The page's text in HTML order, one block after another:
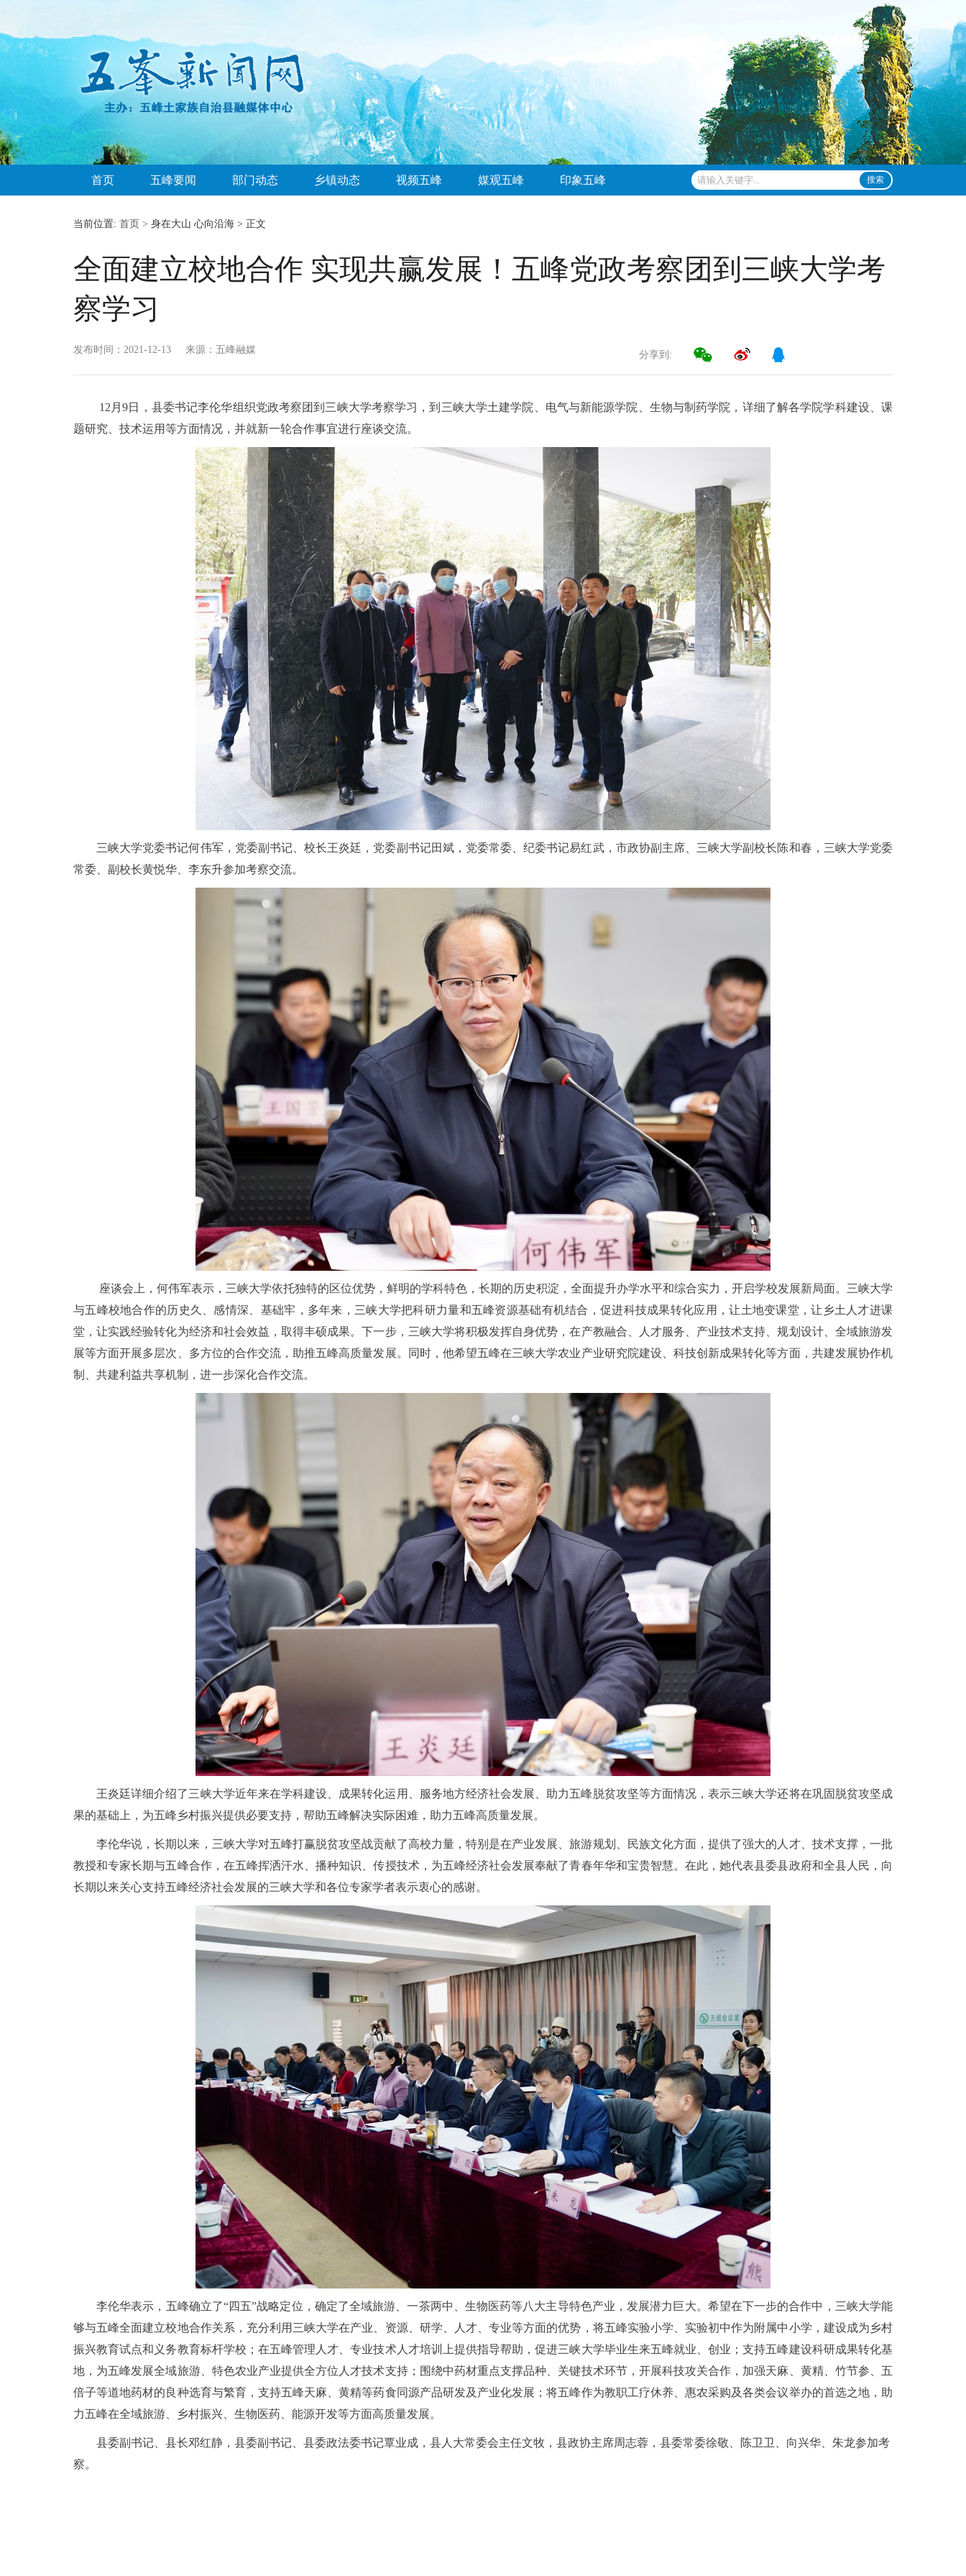
首页 五峰要闻 部门动态 乡镇动态 视频五峰 媒观五峰 印象五峰 搜索
当前位置: 首页 > 身在大山 心向沿海 > 正文
全面建立校地合作 实现共赢发展！五峰党政考察团到三峡大学考
察学习
发布时间：2021-12-13 来源：五峰融媒 分享到:
12月9日，县委书记李伦华组织党政考察团到三峡大学考察学习，到三峡大学土建学院、电气与新能源学院、生物与制药学院，详细了解各学院学科建设、课
题研究、技术运用等方面情况，并就新一轮合作事宜进行座谈交流。
三峡大学党委书记何伟军，党委副书记、校长王炎廷，党委副书记田斌，党委常委、纪委书记易红武，市政协副主席、三峡大学副校长陈和春，三峡大学党委
常委、副校长黄悦华、李东升参加考察交流。
座谈会上，何伟军表示，三峡大学依托独特的区位优势，鲜明的学科特色，长期的历史积淀，全面提升办学水平和综合实力，开启学校发展新局面。三峡大学
与五峰校地合作的历史久、感情深、基础牢，多年来，三峡大学把科研力量和五峰资源基础有机结合，促进科技成果转化应用，让土地变课堂，让乡土人才进课
堂，让实践经验转化为经济和社会效益，取得丰硕成果。下一步，三峡大学将积极发挥自身优势，在产教融合、人才服务、产业技术支持、规划设计、全域旅游发
展等方面开展多层次、多方位的合作交流，助推五峰高质量发展。同时，他希望五峰在三峡大学农业产业研究院建设、科技创新成果转化等方面，共建发展协作机
制、共建利益共享机制，进一步深化合作交流。
王炎廷详细介绍了三峡大学近年来在学科建设、成果转化运用、服务地方经济社会发展、助力五峰脱贫攻坚等方面情况，表示三峡大学还将在巩固脱贫攻坚成
果的基础上，为五峰乡村振兴提供必要支持，帮助五峰解决实际困难，助力五峰高质量发展。
李伦华说，长期以来，三峡大学对五峰打赢脱贫攻坚战贡献了高校力量，特别是在产业发展、旅游规划、民族文化方面，提供了强大的人才、技术支撑，一批
教授和专家长期与五峰合作，在五峰挥洒汗水、播种知识、传授技术，为五峰经济社会发展奉献了青春年华和宝贵智慧。在此，她代表县委县政府和全县人民，向
长期以来关心支持五峰经济社会发展的三峡大学和各位专家学者表示衷心的感谢。
李伦华表示，五峰确立了“四五”战略定位，确定了全域旅游、一茶两中、生物医药等八大主导特色产业，发展潜力巨大。希望在下一步的合作中，三峡大学能
够与五峰全面建立校地合作关系，充分利用三峡大学在产业、资源、研学、人才、专业等方面的优势，将五峰实验小学、实验初中作为附属中小学，建设成为乡村
振兴教育试点和义务教育标杆学校；在五峰管理人才、专业技术人才培训上提供指导帮助，促进三峡大学毕业生来五峰就业、创业；支持五峰建设科研成果转化基
地，为五峰发展全域旅游、特色农业产业提供全方位人才技术支持；围绕中药材重点支撑品种、关键技术环节，开展科技攻关合作，加强天麻、黄精、竹节参、五
倍子等道地药材的良种选育与繁育，支持五峰天麻、黄精等药食同源产品研发及产业化发展；将五峰作为教职工疗休养、惠农采购及各类会议举办的首选之地，助
力五峰在全域旅游、乡村振兴、生物医药、能源开发等方面高质量发展。
县委副书记、县长邓红静，县委副书记、县委政法委书记覃业成，县人大常委会主任文牧，县政协主席周志蓉，县委常委徐敬、陈卫卫、向兴华、朱龙参加考
察。